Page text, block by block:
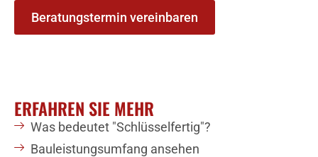
Beratungstermin vereinbaren
ERFAHREN SIE MEHR
Was bedeutet "Schlüsselfertig"?
Bauleistungsumfang ansehen